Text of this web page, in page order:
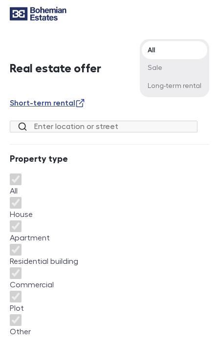
Real estate offer
Offer type
All
Sale
Long-term rental
Short-term rental
Location or street
Property type
Property type
All
House
Apartment
Residential building
Commercial
Plot
Other